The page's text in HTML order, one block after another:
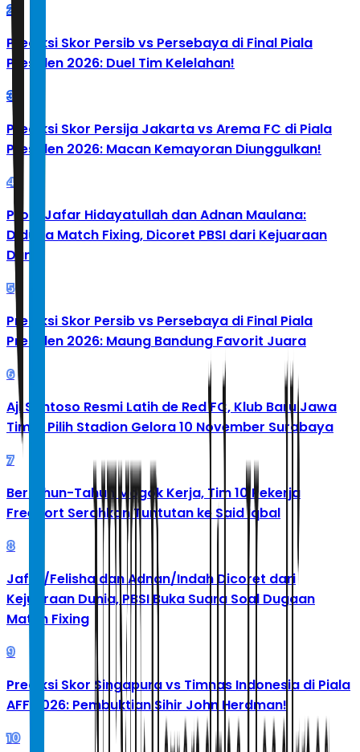
2
Prediksi Skor Persib vs Persebaya di Final Piala
Presiden 2026: Duel Tim Kelelahan!
3
Prediksi Skor Persija Jakarta vs Arema FC di Piala
Presiden 2026: Macan Kemayoran Diunggulkan!
4
Profil Jafar Hidayatullah dan Adnan Maulana:
Diduga Match Fixing, Dicoret PBSI dari Kejuaraan
Dunia
5
Prediksi Skor Persib vs Persebaya di Final Piala
Presiden 2026: Maung Bandung Favorit Juara
6
Aji Santoso Resmi Latih de Red FC, Klub Baru Jawa
Timur Pilih Stadion Gelora 10 November Surabaya
7
Bertahun-Tahun Mogok Kerja, Tim 10 Pekerja
Freeport Serahkan Tuntutan ke Said Iqbal
8
Jafar/Felisha dan Adnan/Indah Dicoret dari
Kejuaraan Dunia, PBSI Buka Suara Soal Dugaan
Match Fixing
9
Prediksi Skor Singapura vs Timnas Indonesia di Piala
AFF 2026: Pembuktian Sihir John Herdman!
10